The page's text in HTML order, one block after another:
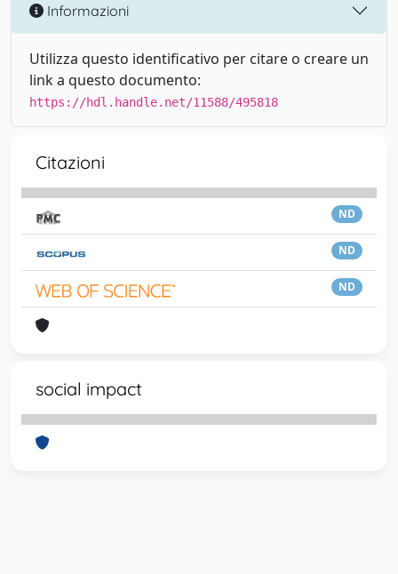
Informazioni
Utilizza questo identificativo per citare o creare un
link a questo documento:
https://hdl.handle.net/11588/495818
Citazioni
ND
ND
ND
social impact